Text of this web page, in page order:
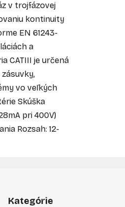
v trojfázovej
kontinuity
EN 61243-
a
CATIII je určená
vo veľkých
Skúška
pri 400V)
Rozsah: 12-
Kategórie